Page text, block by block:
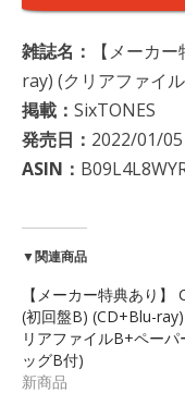
雑誌名：
【メーカ
ray) (クリアファイ
掲載： SixTONES
発売日： 2022/01/05
ASIN：
▼関連商品
【メーカー特典あり】
(初回盤B) (CD+Blu-ray)
リアファイルB+ペーパ
ッグB付)
新商品